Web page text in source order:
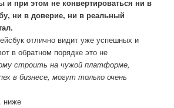
и при этом не конвертироваться ни в
ни в доверие, ни в реальный
отлично видит уже успешных и
в обратном порядке это не
строить на чужой платформе,
в бизнесе, могут только очень
ниже